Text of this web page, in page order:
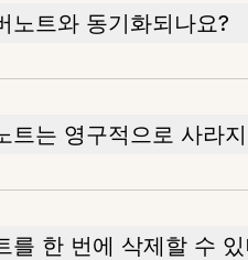
노트와 동기화되나요?
트는 영구적으로 사라
를 한 번에 삭제할 수 있